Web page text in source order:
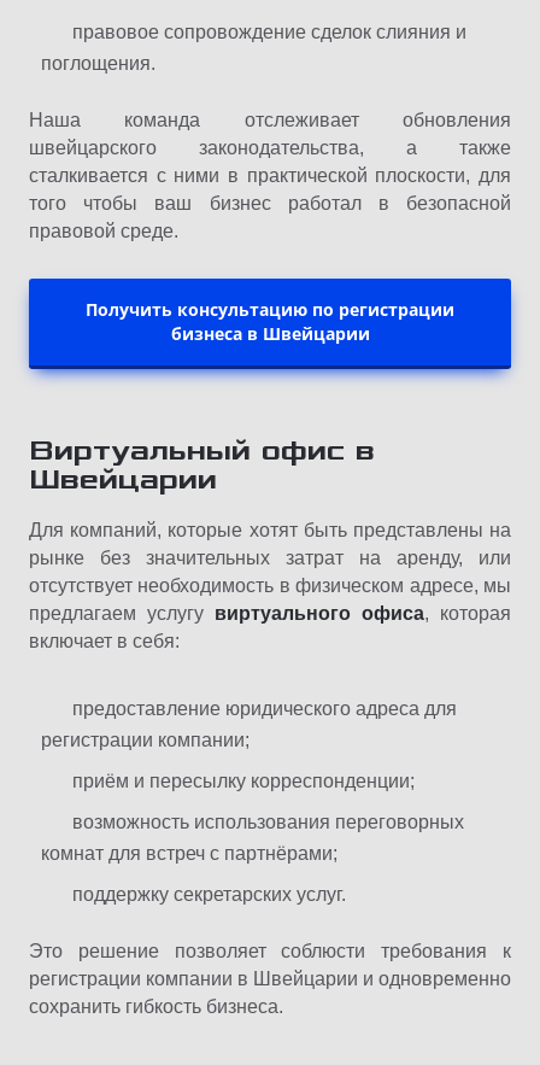
правовое сопровождение сделок слияния и
поглощения.
Наша команда отслеживает обновления
швейцарского законодательства, а также
сталкивается с ними в практической плоскости, для
того чтобы ваш бизнес работал в безопасной
правовой среде.
Получить консультацию по регистрации
бизнеса в Швейцарии
Виртуальный офис в
Швейцарии
Для компаний, которые хотят быть представлены на
рынке без значительных затрат на аренду, или
отсутствует необходимость в физическом адресе, мы
предлагаем услугу виртуального офиса, которая
включает в себя:
предоставление юридического адреса для
регистрации компании;
приём и пересылку корреспонденции;
возможность использования переговорных
комнат для встреч с партнёрами;
поддержку секретарских услуг.
Это решение позволяет соблюсти требования к
регистрации компании в Швейцарии и одновременно
сохранить гибкость бизнеса.